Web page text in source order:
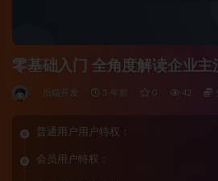
零基础入门 全角度解读企业主
后端开发 3 年前 0 42
普通用户用户特权：
会员用户特权：